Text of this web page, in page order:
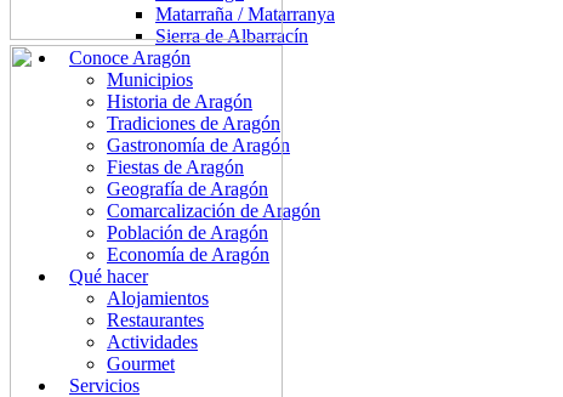
Matarraña / Matarranya
Sierra de Albarracín
Conoce Aragón
Municipios
Historia de Aragón
Tradiciones de Aragón
Gastronomía de Aragón
Fiestas de Aragón
Geografía de Aragón
Comarcalización de Aragón
Población de Aragón
Economía de Aragón
Qué hacer
Alojamientos
Restaurantes
Actividades
Gourmet
Servicios